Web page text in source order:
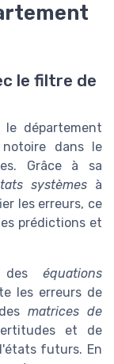
le filtre de
département
notoire dans le
Grâce à sa
systèmesà
les erreurs, ce
prédictions et
des équations
les erreurs de
matrices de
et de
futurs. En